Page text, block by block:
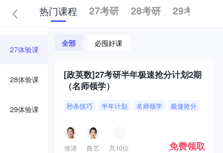
热门课程 27考研 28考研 29考研
27体验课
28体验课
29体验课
全部 必囤好课
[政英数]27考研半年极速抢分计划2期
（名师领学）
秒杀技巧 半年计划 名师领学 极速抢分
徐涛 曲艺 共10位 免费领取